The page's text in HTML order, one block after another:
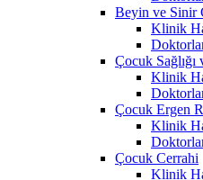
Beyin ve Sinir
Klinik
Çocuk Sağlığı
Klinik
Çocuk Ergen
Klinik
Çocuk Cerrahi
Klinik